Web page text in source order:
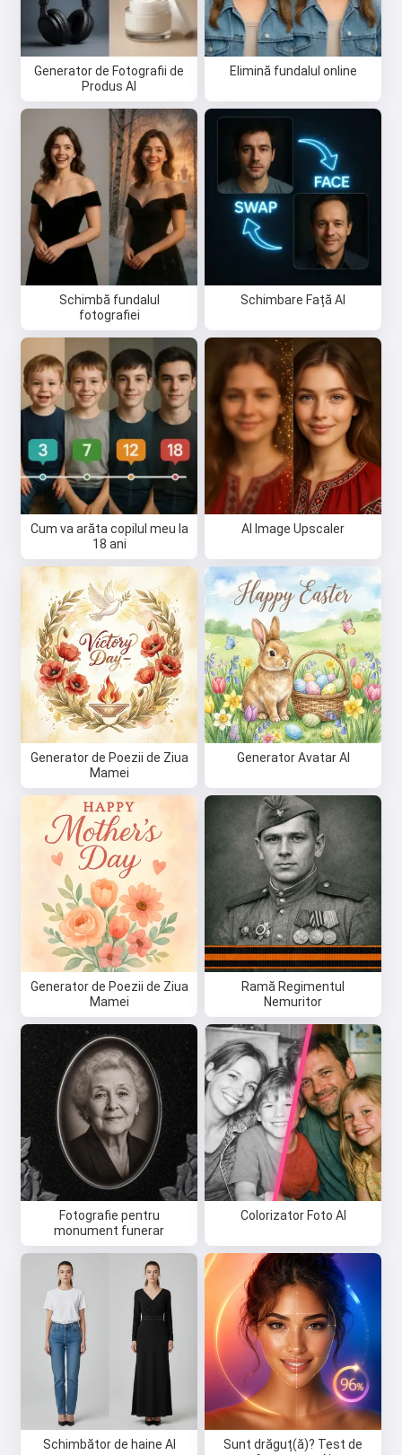
Generator de Fotografii de
Produs AI
Elimină fundalul online
Schimbă fundalul
fotografiei
Schimbare Față AI
Cum va arăta copilul meu la
18 ani
AI Image Upscaler
Generator de Poezii de Ziua
Mamei
Generator Avatar AI
Generator de Poezii de Ziua
Mamei
Ramă Regimentul
Nemuritor
Fotografie pentru
monument funerar
Colorizator Foto AI
Schimbător de haine AI
Sunt drăguț(ă)? Test de
Încearcă gratuit
Accept:Termenii serviciului
Politica de confidențialitate
Politica de rambursare